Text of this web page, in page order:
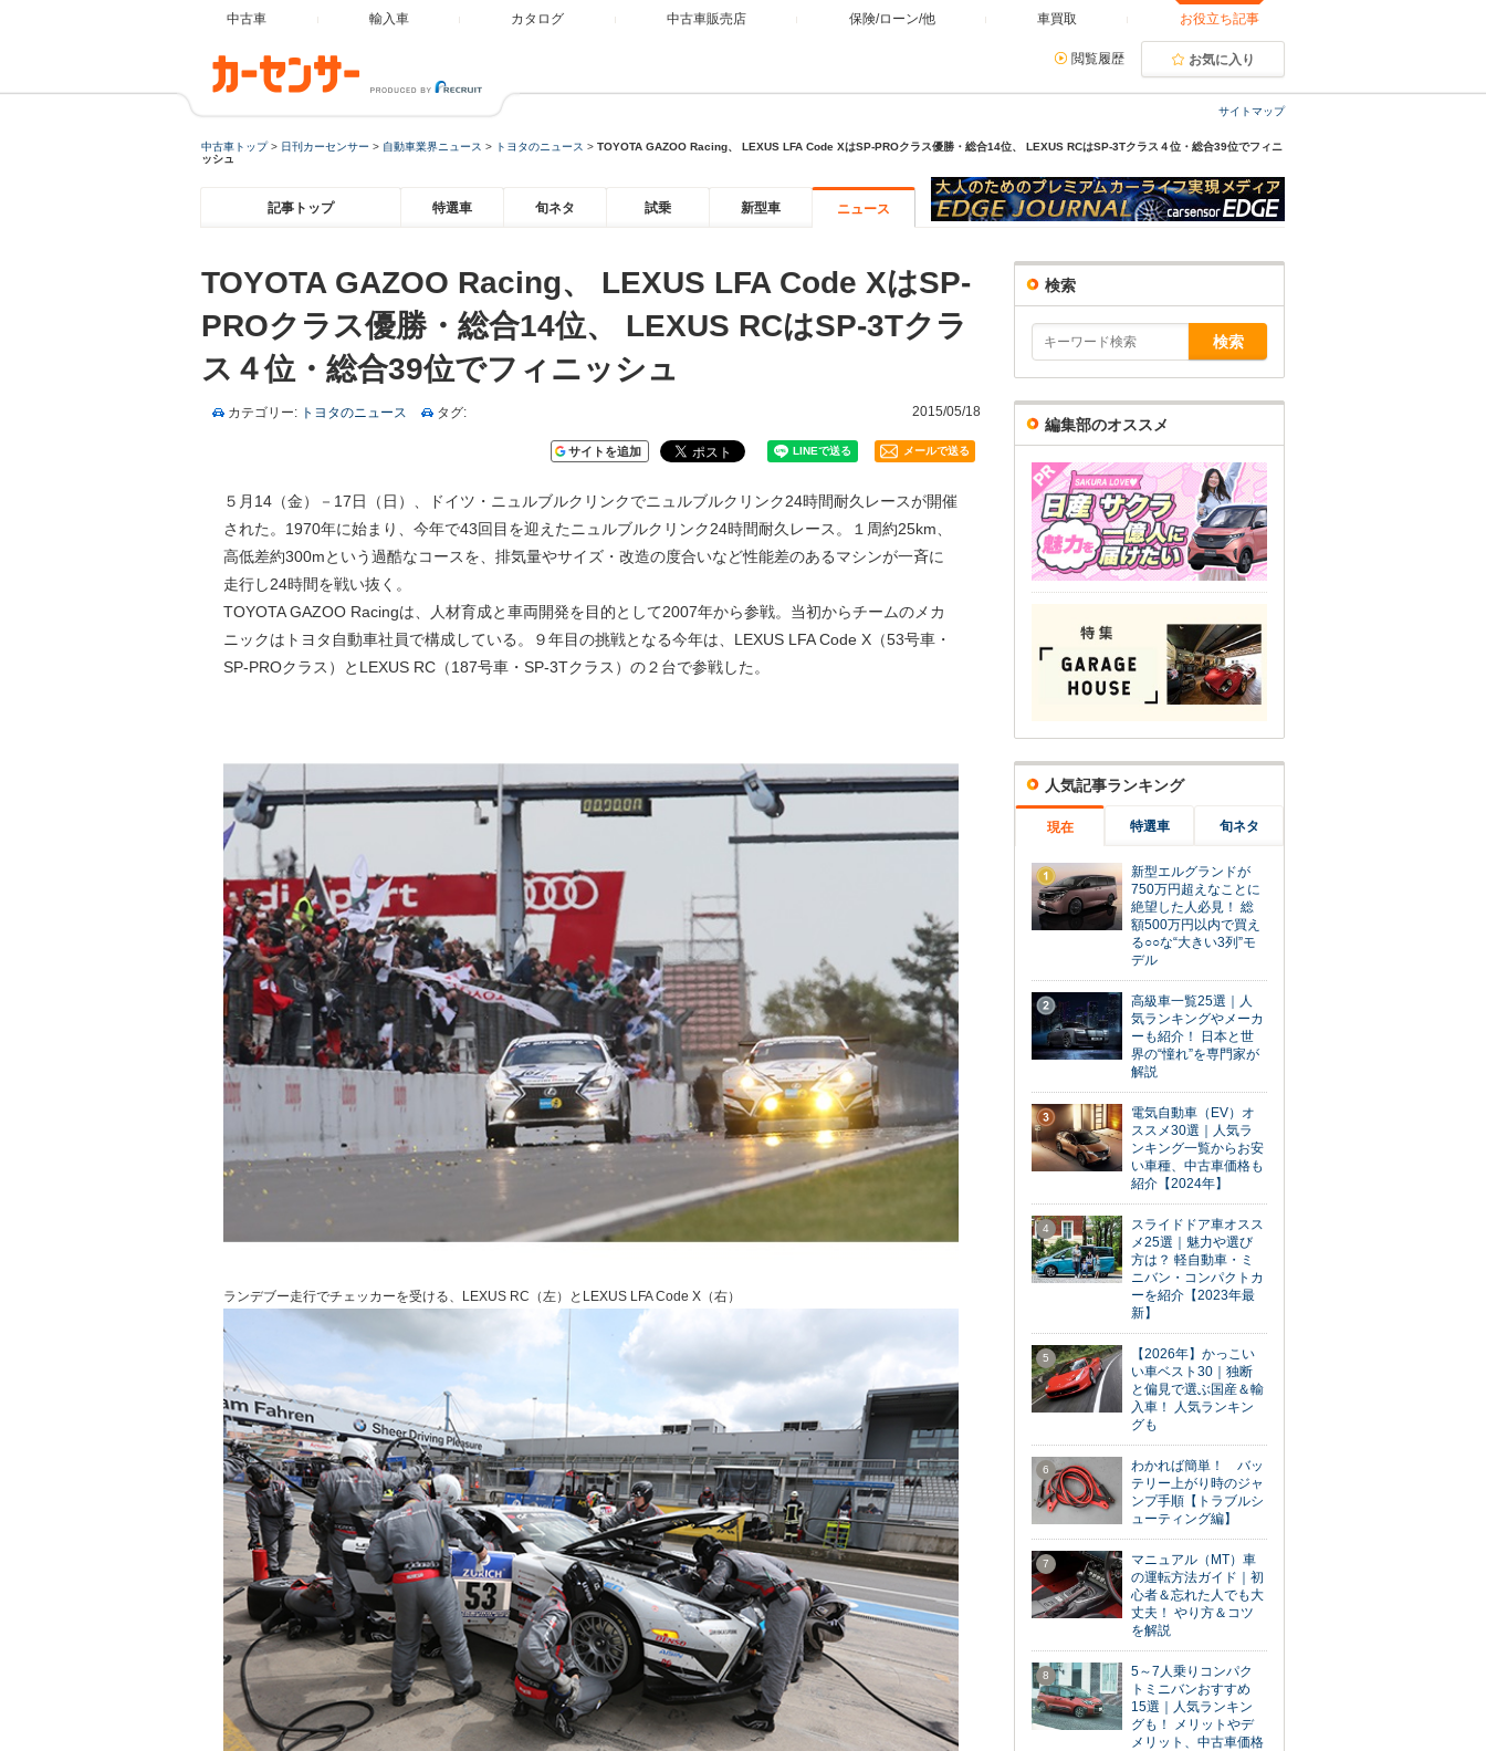
中古車 輸入車 カタログ 中古車販売店 保険/ローン/他 車買取 お役立ち記事
閲覧履歴 お気に入り
サイトマップ
中古車トップ> 日刊カーセンサー > 自動車業界ニュース > トヨタのニュース > TOYOTA GAZOO Racing、 LEXUS LFA Code XはSP-PROクラス優勝・総合14位、 LEXUS RCはSP-3Tクラス４位・総合39位でフィニ
ッシュ
記事トップ 特選車 旬ネタ 試乗 新型車 ニュース
TOYOTA GAZOO Racing、 LEXUS LFA Code XはSP-
PROクラス優勝・総合14位、 LEXUS RCはSP-3Tクラ
ス４位・総合39位でフィニッシュ
カテゴリー: トヨタのニュース タグ: 2015/05/18
サイトを追加 メールで送る
５月14（金）－17日（日）、ドイツ・ニュルブルクリンクでニュルブルクリンク24時間耐久レースが開催
された。1970年に始まり、今年で43回目を迎えたニュルブルクリンク24時間耐久レース。１周約25km、
高低差約300mという過酷なコースを、排気量やサイズ・改造の度合いなど性能差のあるマシンが一斉に
走行し24時間を戦い抜く。
TOYOTA GAZOO Racingは、人材育成と車両開発を目的として2007年から参戦。当初からチームのメカ
ニックはトヨタ自動車社員で構成している。９年目の挑戦となる今年は、LEXUS LFA Code X（53号車・
SP-PROクラス）とLEXUS RC（187号車・SP-3Tクラス）の２台で参戦した。
ランデブー走行でチェッカーを受ける、LEXUS RC（左）とLEXUS LFA Code X（右）
検索
編集部のオススメ
人気記事ランキング
現在 特選車 旬ネタ
1
新型エルグランドが
750万円超えなことに
絶望した人必見！ 総
額500万円以内で買え
る○○な“大きい3列”モ
デル
2
高級車一覧25選｜人
気ランキングやメーカ
ーも紹介！ 日本と世
界の“憧れ”を専門家が
解説
3
電気自動車（EV）オ
ススメ30選｜人気ラ
ンキング一覧からお安
い車種、中古車価格も
紹介【2024年】
4
スライドドア車オスス
メ25選｜魅力や選び
方は？ 軽自動車・ミ
ニバン・コンパクトカ
ーを紹介【2023年最
新】
5
【2026年】かっこい
い車ベスト30｜独断
と偏見で選ぶ国産＆輸
入車！ 人気ランキン
グも
6
わかれば簡単！ バッ
テリー上がり時のジャ
ンプ手順【トラブルシ
ューティング編】
7
マニュアル（MT）車
の運転方法ガイド｜初
心者＆忘れた人でも大
丈夫！ やり方＆コツ
を解説
8
5～7人乗りコンパク
トミニバンおすすめ
15選｜人気ランキン
グも！ メリットやデ
メリット、中古車価格